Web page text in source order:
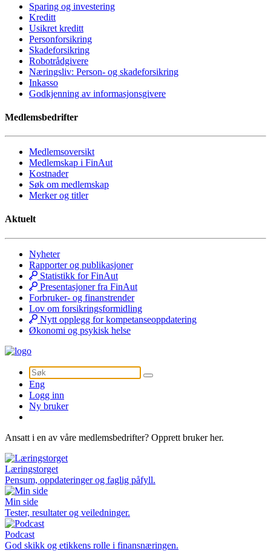
Sparing og investering
Kreditt
Usikret kreditt
Personforsikring
Skadeforsikring
Robotrådgivere
Næringsliv: Person- og skadeforsikring
Inkasso
Godkjenning av informasjonsgivere
Medlemsbedrifter
Medlemsoversikt
Medlemskap i FinAut
Kostnader
Søk om medlemskap
Merker og titler
Aktuelt
Nyheter
Rapporter og publikasjoner
Statistikk for FinAut
Presentasjoner fra FinAut
Forbruker- og finanstrender
Lov om forsikringsformidling
Nytt opplegg for kompetanseoppdatering
Økonomi og psykisk helse
Søk
Eng
Logg inn
Ny bruker
Ansatt i en av våre medlemsbedrifter? Opprett bruker her.
Læringstorget
Pensum, oppdateringer og faglig påfyll.
Min side
Tester, resultater og veiledninger.
Podcast
God skikk og etikkens rolle i finansnæringen.